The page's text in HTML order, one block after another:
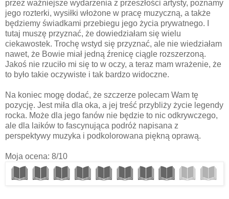
przez ważniejsze wydarzenia z przeszłości artysty, poznamy
jego rozterki, wysiłki włożone w pracę muzyczną, a także
będziemy świadkami przebiegu jego życia prywatnego. I
tutaj muszę przyznać, że dowiedziałam się wielu
ciekawostek. Trochę wstyd się przyznać, ale nie wiedziałam
nawet, że Bowie miał jedną źrenicę ciągle rozszerzoną.
Jakoś nie rzuciło mi się to w oczy, a teraz mam wrażenie, że
to było takie oczywiste i tak bardzo widoczne.
Na koniec mogę dodać, że szczerze polecam Wam tę
pozycję. Jest miła dla oka, a jej treść przybliży życie legendy
rocka. Może dla jego fanów nie będzie to nic odkrywczego,
ale dla laików to fascynująca podróż napisana z
perspektywy muzyka i podkolorowana piękną oprawą.
Moja ocena: 8/10